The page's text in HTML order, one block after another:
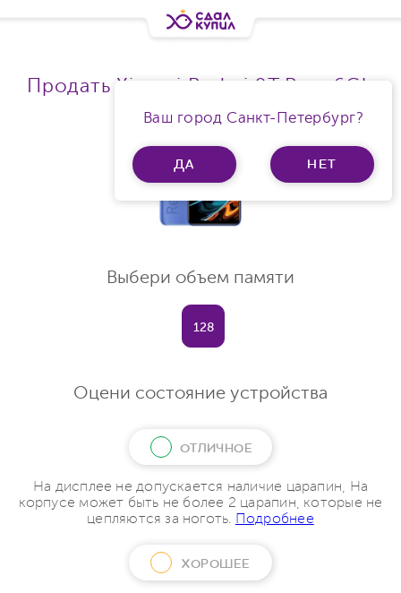
Ваш город Санкт-Петербург?
ДА НЕТ
Продать Xiaomi Redmi 9T Ram 6Gb
Выбери объем памяти
128
Оцени состояние устройства
ОТЛИЧНОЕ
На дисплее не допускается наличие царапин, На
корпусе может быть не более 2 царапин, которые не
цепляются за ноготь. Подробнее
ХОРОШЕЕ